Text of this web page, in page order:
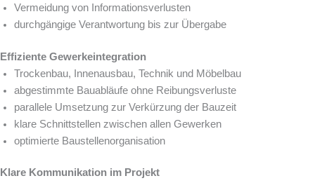
Vermeidung von Informationsverlusten
durchgängige Verantwortung bis zur Übergabe
Effiziente Gewerkeintegration
Trockenbau, Innenausbau, Technik und Möbelbau
abgestimmte Bauabläufe ohne Reibungsverluste
parallele Umsetzung zur Verkürzung der Bauzeit
klare Schnittstellen zwischen allen Gewerken
optimierte Baustellenorganisation
Klare Kommunikation im Projekt